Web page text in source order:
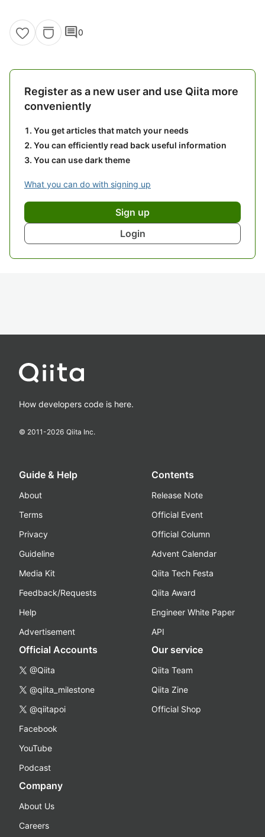
comment0
Register as a new user and use Qiita more
conveniently
You get articles that match your needs
You can efficiently read back useful information
You can use dark theme
What you can do with signing up
Sign up
Login
How developers code is here.
© 2011-2026 Qiita Inc.
Guide & Help
About
Terms
Privacy
Guideline
Media Kit
Feedback/Requests
Help
Advertisement
Contents
Release Note
Official Event
Official Column
Advent Calendar
Qiita Tech Festa
Qiita Award
Engineer White Paper
API
Official Accounts
@Qiita
@qiita_milestone
@qiitapoi
Facebook
YouTube
Podcast
Our service
Qiita Team
Qiita Zine
Official Shop
Company
About Us
Careers